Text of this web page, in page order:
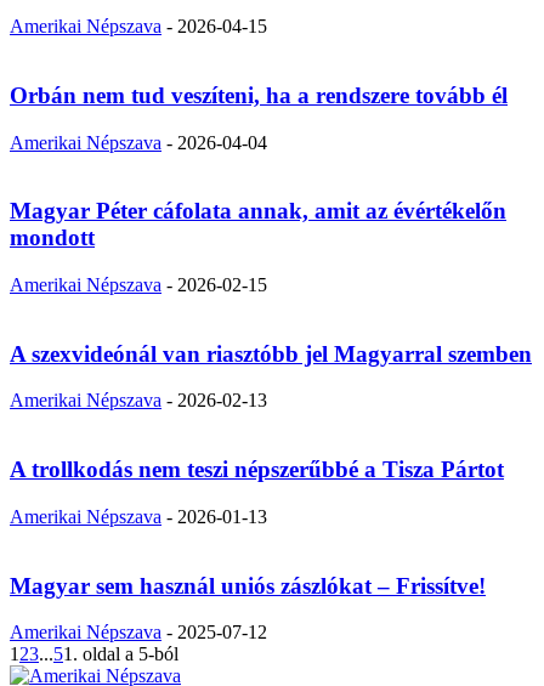
Amerikai Népszava - 2026-04-15
Orbán nem tud veszíteni, ha a rendszere tovább él
Amerikai Népszava - 2026-04-04
Magyar Péter cáfolata annak, amit az évértékelőn
mondott
Amerikai Népszava - 2026-02-15
A szexvideónál van riasztóbb jel Magyarral szemben
Amerikai Népszava - 2026-02-13
A trollkodás nem teszi népszerűbbé a Tisza Pártot
Amerikai Népszava - 2026-01-13
Magyar sem használ uniós zászlókat – Frissítve!
Amerikai Népszava - 2025-07-12
1 23...51. oldal a 5-ból